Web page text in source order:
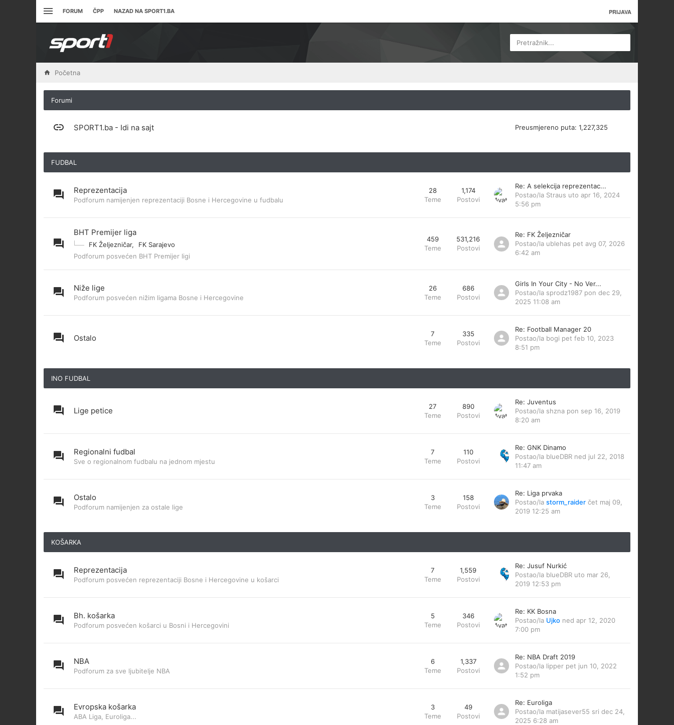
FORUM ČPP NAZAD NA SPORT1.BA PRIJAVA
Pretražnik...
Početna
Forumi
SPORT1.ba - Idi na sajt Preusmjereno puta: 1,227,325
FUDBAL
Reprezentacija
Podforum namijenjen reprezentaciji Bosne i Hercegovine u fudbalu
28
Teme
1,174
Postovi
Re: A selekcija reprezentac...
Postao/la Straus uto apr 16, 2024
5:56 pm
BHT Premijer liga
FK Željezničar,
FK Sarajevo
Podforum posvećen BHT Premijer ligi
459
Teme
531,216
Postovi
Re: FK Željezničar
Postao/la ublehas pet avg 07, 2026
6:42 am
Niže lige
Podforum posvećen nižim ligama Bosne i Hercegovine
26
Teme
686
Postovi
Girls In Your City - No Ver...
Postao/la sprodz1987 pon dec 29,
2025 11:08 am
Ostalo
7
Teme
335
Postovi
Re: Football Manager 20
Postao/la bogi pet feb 10, 2023
8:51 pm
INO FUDBAL
Lige petice
27
Teme
890
Postovi
Re: Juventus
Postao/la shzna pon sep 16, 2019
8:20 am
Regionalni fudbal
Sve o regionalnom fudbalu na jednom mjestu
7
Teme
110
Postovi
Re: GNK Dinamo
Postao/la blueDBR ned jul 22, 2018
11:47 am
Ostalo
Podforum namijenjen za ostale lige
3
Teme
158
Postovi
Re: Liga prvaka
Postao/la storm_raider čet maj 09,
2019 12:25 am
KOŠARKA
Reprezentacija
Podforum posvećen reprezentaciji Bosne i Hercegovine u košarci
7
Teme
1,559
Postovi
Re: Jusuf Nurkić
Postao/la blueDBR uto mar 26,
2019 12:53 pm
Bh. košarka
Podforum posvećen košarci u Bosni i Hercegovini
5
Teme
346
Postovi
Re: KK Bosna
Postao/la Ujko ned apr 12, 2020
7:00 pm
NBA
Podforum za sve ljubitelje NBA
6
Teme
1,337
Postovi
Re: NBA Draft 2019
Postao/la lipper pet jun 10, 2022
1:52 pm
Evropska košarka
ABA Liga, Euroliga...
3
Teme
49
Postovi
Re: Euroliga
Postao/la matijasever55 sri dec 24,
2025 6:28 am